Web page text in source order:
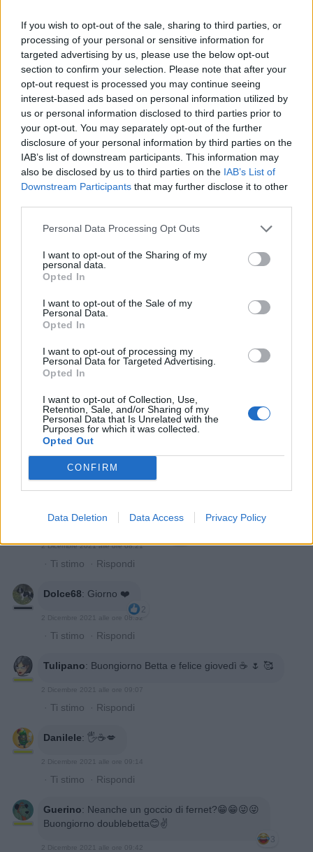
If you wish to opt-out of the sale, sharing to third parties, or
processing of your personal or sensitive information for
targeted advertising by us, please use the below opt-out
section to confirm your selection. Please note that after your
opt-out request is processed you may continue seeing
interest-based ads based on personal information utilized by
us or personal information disclosed to third parties prior to
your opt-out. You may separately opt-out of the further
disclosure of your personal information by third parties on the
IAB’s list of downstream participants. This information may
also be disclosed by us to third parties on the IAB’s List of
Downstream Participants that may further disclose it to other
Personal Data Processing Opt Outs
I want to opt-out of the Sharing of my
personal data.
Opted In
I want to opt-out of the Sale of my
Personal Data.
Opted In
I want to opt-out of processing my
Personal Data for Targeted Advertising.
Opted In
I want to opt-out of Collection, Use,
Retention, Sale, and/or Sharing of my
Personal Data that Is Unrelated with the
Purposes for which it was collected.
Opted Out
CONFIRM
Data Deletion Data Access Privacy Policy
2 Dicembre 2021 alle ore 08:12
·Ti stimo·Rispondi
BettaBetta: MaxPuma boooonjour 🤣
2 Dicembre 2021 alle ore 08:12
·Ti stimo ·Rispondi
BettaBetta: Barese ciao stellina bella boooonjour 😘
☕️
2 Dicembre 2021 alle ore 08:13
isabel:Pure per me 😁😘BettaBetta
2 Dicembre 2021 alle ore 08:13
·Ti stimo
BettaBetta:isabel 😍 sarà fatto
2 Dicembre 2021 alle ore 08:15
·Ti stimo·Rispondi
Semprepersempre
2 Dicembre 2021 alle ore 08:15
·Ti stimo ·Rispondi
BettaBetta
·Ti stimo·Rispondi
T3SLA:Buongiorno ☕🍩🌄🤗
2 Dicembre 2021 alle ore 08:21
· Ti stimo · Rispondi
Dolce68: Giorno ❤️
2
2 Dicembre 2021 alle ore 08:32
· Ti stimo · Rispondi
Tulipano: Buongiorno Betta e felice giovedì ☕ 🌷 🥰
2 Dicembre 2021 alle ore 09:07
· Ti stimo · Rispondi
Danilele: 🖐☕️💋
2 Dicembre 2021 alle ore 09:14
· Ti stimo · Rispondi
Guerino: Neanche un goccio di fernet?😁😁😜😜
Buongiorno doublebetta😊✌
3
2 Dicembre 2021 alle ore 09:42